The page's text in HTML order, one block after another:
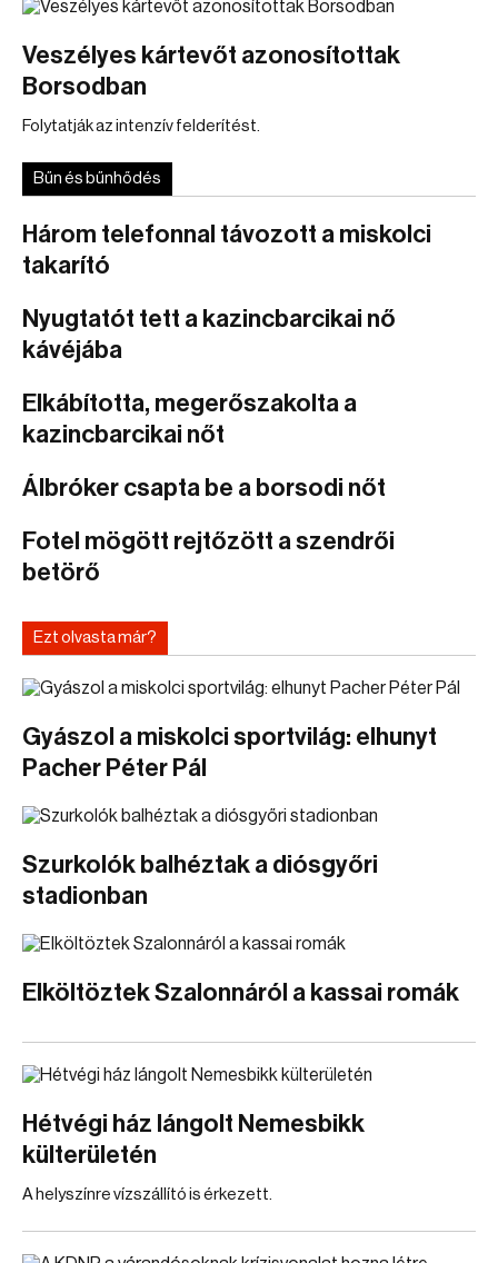
Veszélyes kártevőt azonosítottak
Borsodban
Folytatják az intenzív felderítést.
Bűn és bűnhődés
Három telefonnal távozott a miskolci
takarító
Nyugtatót tett a kazincbarcikai nő
kávéjába
Elkábította, megerőszakolta a
kazincbarcikai nőt
Álbróker csapta be a borsodi nőt
Fotel mögött rejtőzött a szendrői
betörő
Ezt olvasta már?
Gyászol a miskolci sportvilág: elhunyt
Pacher Péter Pál
Szurkolók balhéztak a diósgyőri
stadionban
Elköltöztek Szalonnáról a kassai romák
Hétvégi ház lángolt Nemesbikk
külterületén
A helyszínre vízszállító is érkezett.